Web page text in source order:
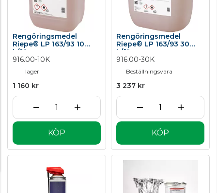
Rengöringsmedel
Riepe® LP 163/93 10
L/förp.
916.00-10K
I lager
1 160 kr
KÖP
Rengöringsmedel
Riepe® LP 163/93 30
L/förp.
916.00-30K
Beställningsvara
3 237 kr
KÖP